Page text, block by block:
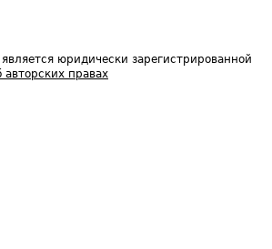
юридически зарегистрированной
авторских правах